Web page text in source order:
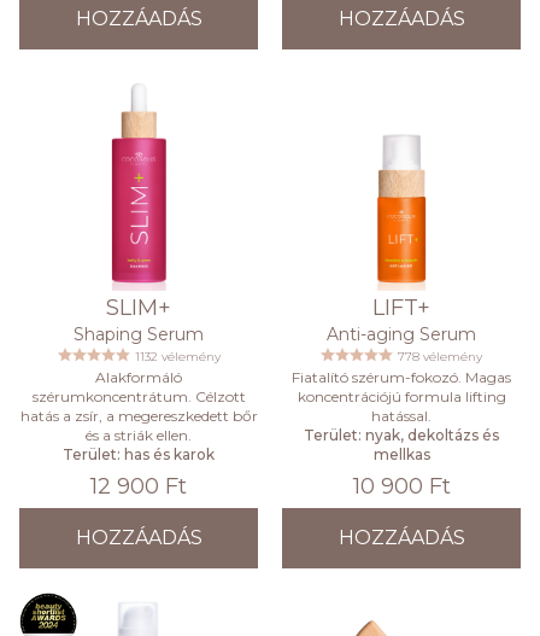
HOZZÁADÁS HOZZÁADÁS
SLIM+
Shaping Serum
1132 vélemény
Alakformáló
szérumkoncentrátum. Célzott
hatás a zsír, a megereszkedett bőr
és a striák ellen.
Terület: has és karok
12 900 Ft
HOZZÁADÁS
LIFT+
Anti-aging Serum
778 vélemény
Fiatalító szérum-fokozó. Magas
koncentrációjú formula lifting
hatással.
Terület: nyak, dekoltázs és
mellkas
10 900 Ft
HOZZÁADÁS